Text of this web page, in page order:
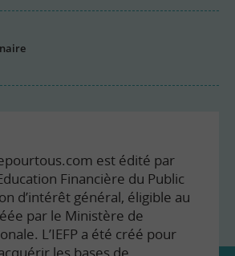
est édité par
Financière du Public
d’intérêt général, éligible au
par le Ministère de
L’IEFP a été créé pour